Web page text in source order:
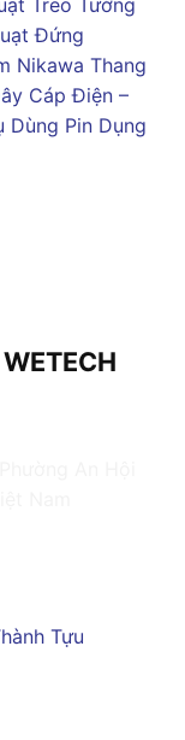
Đứng
Nikawa Thang
Cáp Điện –
Dùng Pin Dụng
Tựu